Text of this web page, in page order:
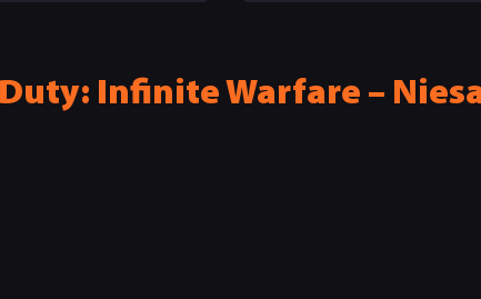
Infinite Warfare –